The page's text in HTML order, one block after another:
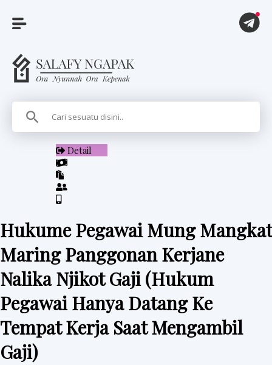
P
i
t
e
d
a
R
Detail
Hukume Pegawai Mung Mangkat
Maring Panggonan Kerjane
Nalika Njikot Gaji (Hukum
Pegawai Hanya Datang Ke
Tempat Kerja Saat Mengambil
Gaji)